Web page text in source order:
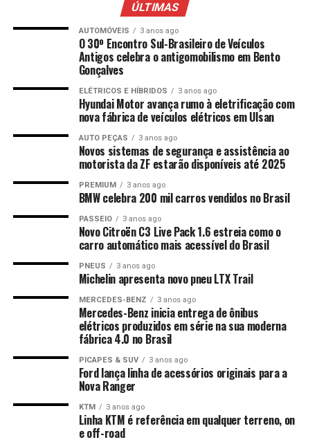
ÚLTIMAS
AUTOMÓVEIS 3 anos ago
O 30º Encontro Sul-Brasileiro de Veículos
Antigos celebra o antigomobilismo em Bento
Gonçalves
ELÉTRICOS E HÍBRIDOS 3 anos ago
Hyundai Motor avança rumo à eletrificação com
nova fábrica de veículos elétricos em Ulsan
AUTO PEÇAS 3 anos ago
Novos sistemas de segurança e assistência ao
motorista da ZF estarão disponíveis até 2025
PREMIUM 3 anos ago
BMW celebra 200 mil carros vendidos no Brasil
PASSEIO 3 anos ago
Novo Citroën C3 Live Pack 1.6 estreia como o
carro automático mais acessível do Brasil
PNEUS 3 anos ago
Michelin apresenta novo pneu LTX Trail
MERCEDES-BENZ 3 anos ago
Mercedes-Benz inicia entrega de ônibus
elétricos produzidos em série na sua moderna
fábrica 4.0 no Brasil
PICAPES & SUV 3 anos ago
Ford lança linha de acessórios originais para a
Nova Ranger
KTM 3 anos ago
Linha KTM é referência em qualquer terreno, on
e off-road